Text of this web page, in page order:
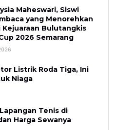
Maheswari, Siswi
yang Menorehkan
Kejuaraan Bulutangkis
2026 Semarang
Listrik Roda Tiga, Ini
Niaga
Tenis di
Harga Sewanya